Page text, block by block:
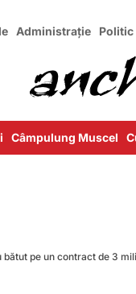
Administrație Politic
Câmpulung Muscel
bătut pe un contract de 3